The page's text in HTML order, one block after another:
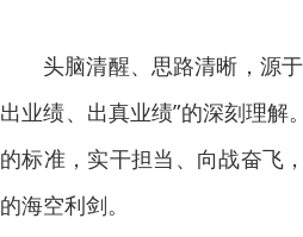
头脑清醒、思路清晰，源
出业绩、出真业绩”的深刻理
的标准，实干担当、向战奋飞
的海空利剑。